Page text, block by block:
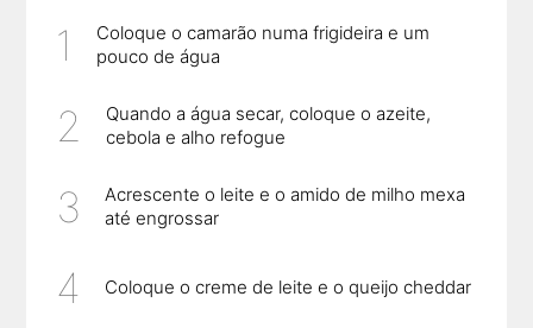
Coloque o camarão numa frigideira e um
pouco de água
Quando a água secar, coloque o azeite,
cebola e alho refogue
Acrescente o leite e o amido de milho mexa
até engrossar
Coloque o creme de leite e o queijo cheddar